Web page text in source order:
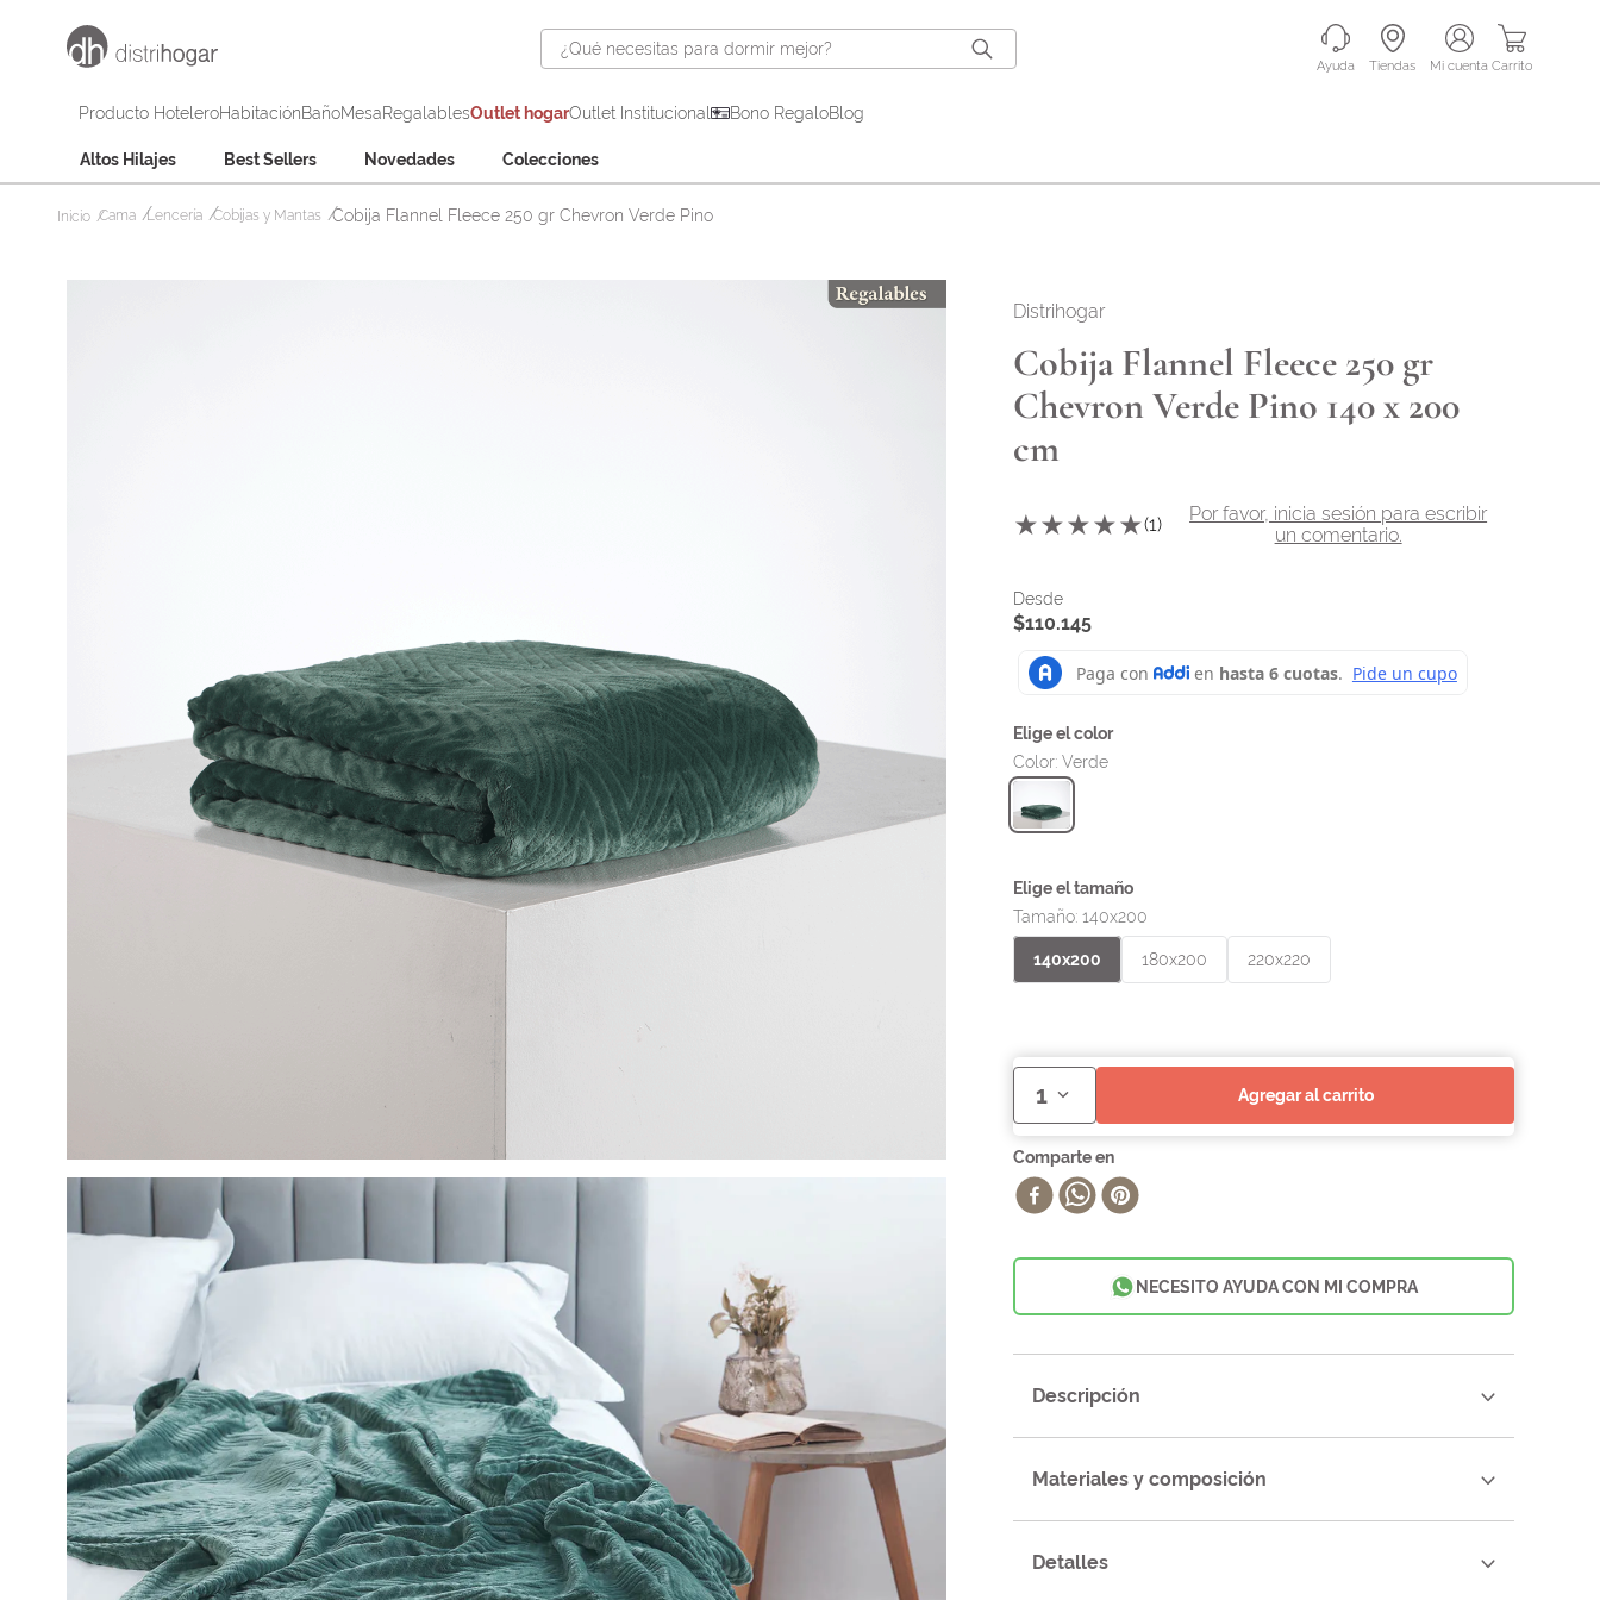
¿Qué necesitas para dormir mejor?
Ayuda Tiendas mi cuenta Carrito
Producto HoteleroHabitaciónBañoMesaRegalablesOutlet hogarOutlet Institucional Bono RegaloBlog
Altos Hilajes Best Sellers Novedades Colecciones
Cama Lencería Cobijas y Mantas Cobija Flannel Fleece 250 gr Chevron Verde Pino
Distrihogar
Cobija Flannel Fleece 250 gr
Chevron Verde Pino 140 x 200
cm
★★★★★(1)
Por favor, inicia sesión para escribir
un comentario.
$110.145
Color: Verde
Tamaño: 140x200
140x200 180x200 220x220
1 agregar al carrito
NECESITO AYUDA CON MI COMPRA
Descripción
Materiales y composición
Detalles